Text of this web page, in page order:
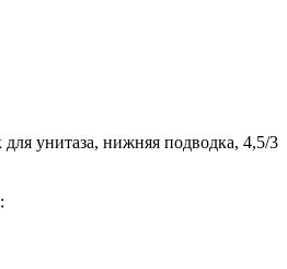
унитаза, нижняя подводка, 4,5/3